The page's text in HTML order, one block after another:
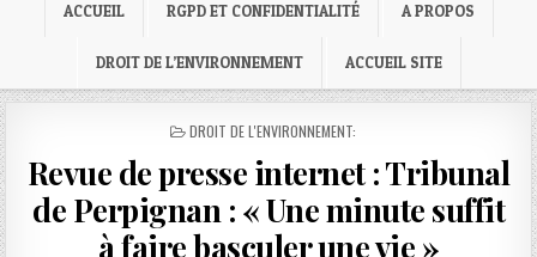
ACCUEIL RGPD ET CONFIDENTIALITÉ A PROPOS
DROIT DE L’ENVIRONNEMENT ACCUEIL SITE
POSTED
DROIT DE L'ENVIRONNEMENT:
Revue de presse internet : Tribunal
de Perpignan : « Une minute suffit
à faire basculer une vie »